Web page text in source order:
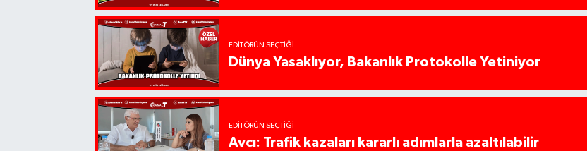
EDITÖRÜN SEÇTIĞI
Dünya Yasaklıyor, Bakanlık Protokolle Yetiniyor
EDITÖRÜN SEÇTIĞI
Avcı: Trafik kazaları kararlı adımlarla azaltılabilir